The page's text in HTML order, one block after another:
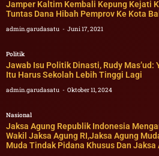
Jamper Kaltim Kembali Kepung Kejati
Tuntas Dana Hibah Pemprov Ke Kota
admin.garudasatu Juni 17, 2021
Politik
Jawab Isu Politik Dinasti, Rudy
Itu Harus Sekolah Lebih Tinggi Lagi
admin.garudasatu Oktober 11, 2024
Nasional
Jaksa Agung Republik Indonesia
Wakil Jaksa Agung RI,Jaksa Agung
Muda Tindak Pidana Khusus Dan